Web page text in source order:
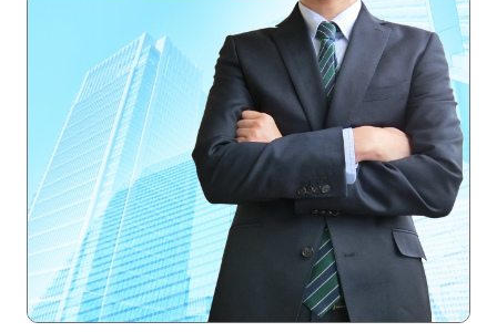
企業・業界研究はインタツアー